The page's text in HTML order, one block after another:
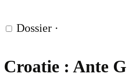
Dossier ·
Croatie : Ante